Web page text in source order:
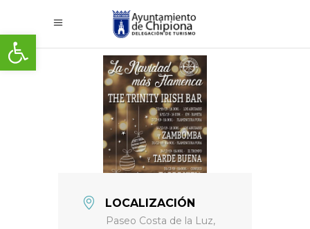
Abrir barra de herramientas
LOCALIZACIÓN
Paseo Costa de la Luz,